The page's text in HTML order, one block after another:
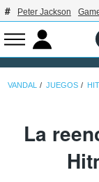
Peter Jackson
VANDAL JUEGOS
La